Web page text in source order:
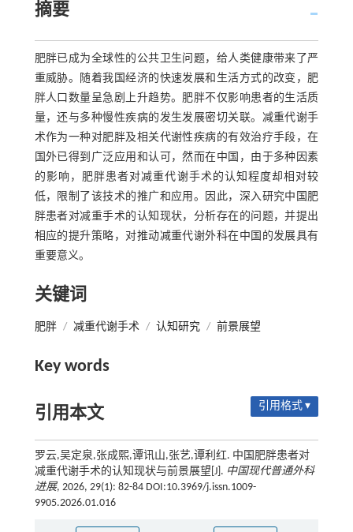
摘要
肥胖已成为全球性的公共卫生问题，给人类健康带来了严
重威胁。随着我国经济的快速发展和生活方式的改变，肥
胖人口数量呈急剧上升趋势。肥胖不仅影响患者的生活质
量，还与多种慢性疾病的发生发展密切关联。减重代谢手
术作为一种对肥胖及相关代谢性疾病的有效治疗手段，在
国外已得到广泛应用和认可，然而在中国，由于多种因素
的影响，肥胖患者对减重代谢手术的认知程度却相对较
低，限制了该技术的推广和应用。因此，深入研究中国肥
胖患者对减重手术的认知现状，分析存在的问题，并提出
相应的提升策略，对推动减重代谢外科在中国的发展具有
重要意义。
关键词
肥胖 / 减重代谢手术 / 认知研究 / 前景展望
Key words
引用本文 引用格式 ▾
罗云,吴定泉,张成熙,谭讯山,张艺,谭利红. 中国肥胖患者对
减重代谢手术的认知现状与前景展望[J]. 中国现代普通外科
进展, 2026, 29(1): 82-84 DOI:10.3969/j.issn.1009-
9905.2026.01.016